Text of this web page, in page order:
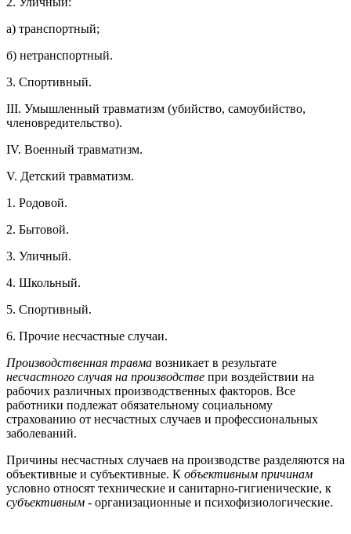
а) транспортный;
б) нетранспортный.
3. Спортивный.
III. Умышленный травматизм (убийство, самоубийство,
членовредительство).
IV. Военный травматизм.
V. Детский травматизм.
1. Родовой.
2. Бытовой.
3. Уличный.
4. Школьный.
5. Спортивный.
6. Прочие несчастные случаи.
Производственная травма возникает в результате
несчастного случая на производстве при воздействии на
рабочих различных производственных факторов. Все
работники подлежат обязательному социальному
страхованию от несчастных случаев и профессиональных
заболеваний.
Причины несчастных случаев на производстве разделяются на
объективные и субъективные. К объективным причинам
условно относят технические и санитарно-гигиенические, к
субъективным - организационные и психофизиологические.